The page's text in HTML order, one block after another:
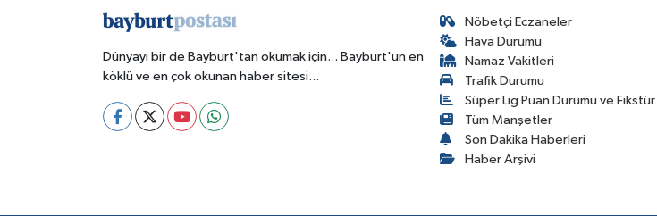
Dünyayı bir de Bayburt'tan okumak için... Bayburt'un en
köklü ve en çok okunan haber sitesi...
Nöbetçi Eczaneler
Hava Durumu
Namaz Vakitleri
Trafik Durumu
Süper Lig Puan Durumu ve Fikstür
Tüm Manşetler
Son Dakika Haberleri
Haber Arşivi